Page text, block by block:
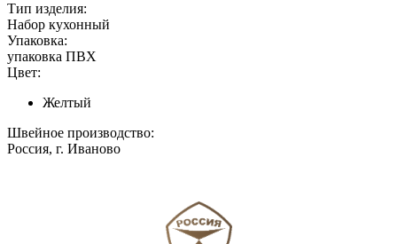
Тип изделия:
Набор кухонный
Упаковка:
упаковка ПВХ
Цвет:
Желтый
Швейное производство:
Россия, г. Иваново